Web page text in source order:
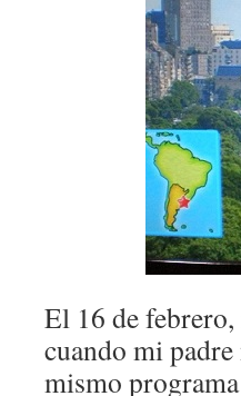
El 16 de
cuando mi
mismo